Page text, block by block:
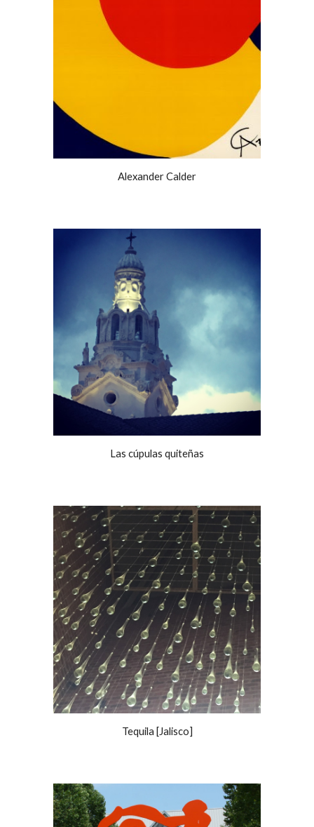
Alexander Calder
Las cúpulas quiteñas
Tequila [Jalisco]